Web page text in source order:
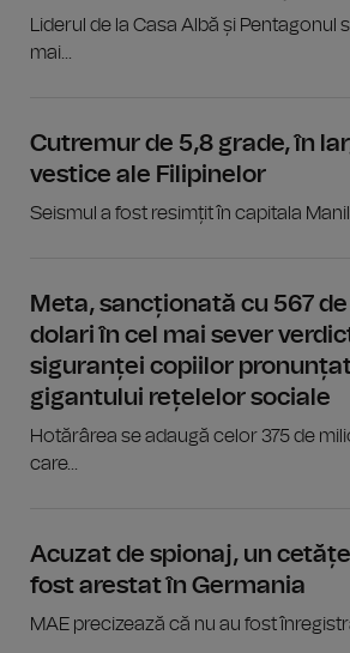
Liderul de la Casa Albă și
mai...
Cutremur de 5,8 grade, în
vestice ale Filipinelor
Seismul a fost resimțit în capitala
Meta, sancționată cu 567
dolari în cel mai sever
siguranței copiilor
gigantului rețelelor sociale
Hotărârea se adaugă celor 375 de
care...
Acuzat de spionaj, un
fost arestat în Germania
MAE precizează că nu au fost